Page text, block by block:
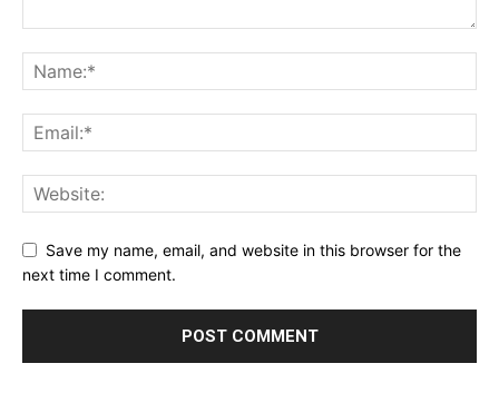
Save my name, email, and website in this browser for the
next time I comment.